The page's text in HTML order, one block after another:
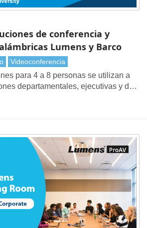
de conferencia y
Lumens y Barco
Videoconferencia
para 4 a 8 personas se utilizan a
departamentales, ejecutivas y de
resuelve el problema del cambio